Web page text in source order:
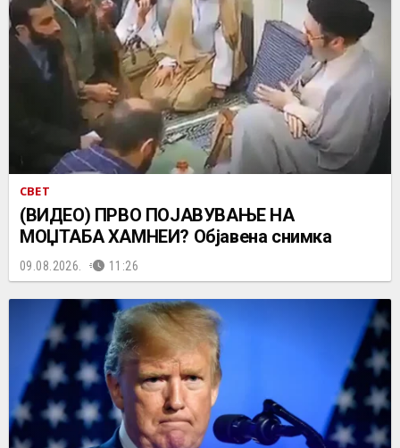
СВЕТ
(ВИДЕО) ПРВО ПОЈАВУВАЊЕ НА
МОЏТАБА ХАМНЕИ? Објавена снимка
09.08.2026. 11:26